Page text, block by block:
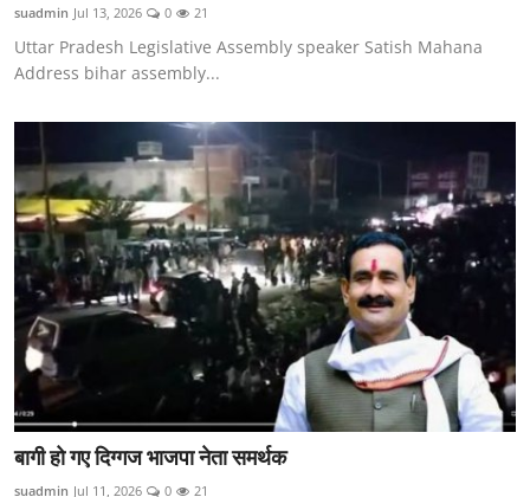
suadmin Jul 13, 2026 0 21
Uttar Pradesh Legislative Assembly speaker Satish Mahana
Address bihar assembly...
बागी हो गए दिग्गज भाजपा नेता समर्थक
suadmin Jul 11, 2026 0 21